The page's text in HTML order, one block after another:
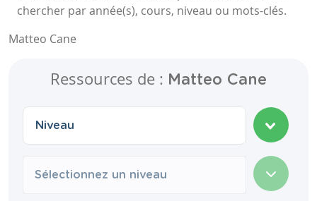
chercher par année(s), cours, niveau ou mots-clés.
Matteo Cane
Ressources de : Matteo Cane
Sélectionnez un niveau